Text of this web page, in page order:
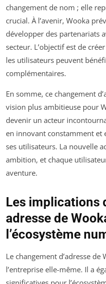
changement de nom ; elle
crucial. À l’avenir, Wooka
développer des partenariats
secteur. L’objectif est de
les utilisateurs peuvent
complémentaires.
En somme, ce changement
vision plus ambitieuse pour
devenir un acteur
en innovant constamment et
ses utilisateurs. La nouvelle
ambition, et chaque
aventure.
Les implications
adresse de
l’écosystème
Le changement d’adresse de
l’entreprise elle-même. Il a